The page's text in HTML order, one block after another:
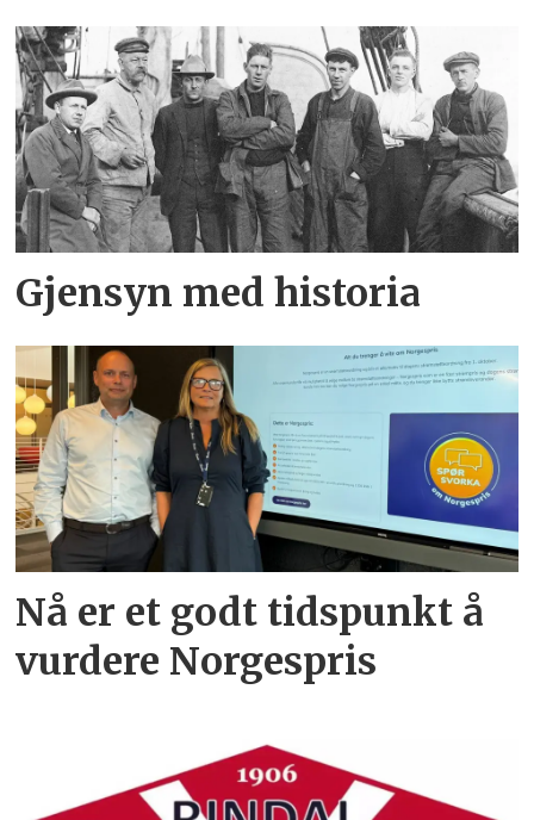
Gjensyn med historia
Nå er et godt tidspunkt å
vurdere Norgespris